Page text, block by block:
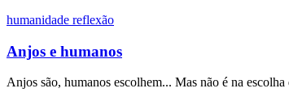
humanidade reflexão
Anjos e humanos
Anjos são, humanos escolhem... Mas não é na